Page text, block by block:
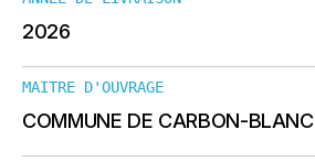
2026
MAITRE D'OUVRAGE
COMMUNE DE CARBON-BLANC